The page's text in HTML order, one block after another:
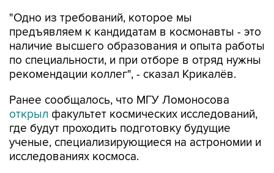
"Одно из требований, которое мы
предъявляем к кандидатам в космонавты - это
наличие высшего образования и опыта работы
по специальности, и при отборе в отряд нужны
рекомендации коллег", - сказал Крикалёв.
Ранее сообщалось, что МГУ Ломоносова
открыл факультет космических исследований,
где будут проходить подготовку будущие
ученые, специализирующиеся на астрономии и
исследованиях космоса.